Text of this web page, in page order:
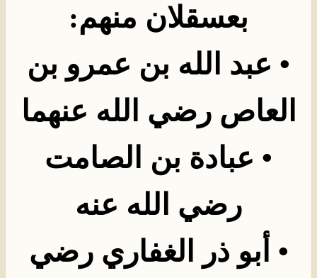
بعسقلان منهم:
• عبد الله بن عمرو بن
العاص رضي الله عنهما
• عبادة بن الصامت
رضي الله عنه
• أبو ذر الغفاري رضي